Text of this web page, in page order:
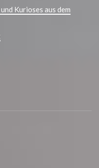
Kurioses aus dem